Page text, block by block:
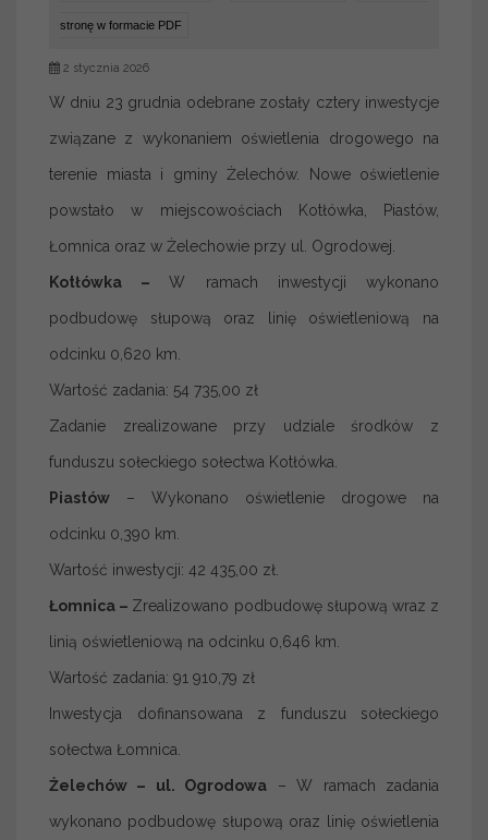
stronę w formacie PDF
2 stycznia 2026
W dniu 23 grudnia odebrane zostały cztery inwestycje
związane z wykonaniem oświetlenia drogowego na
terenie miasta i gminy Żelechów. Nowe oświetlenie
powstało w miejscowościach Kotłówka, Piastów,
Łomnica oraz w Żelechowie przy ul. Ogrodowej.
Kotłówka –W ramach inwestycji wykonano
podbudowę słupową oraz linię oświetleniową na
odcinku 0,620 km.
Wartość zadania: 54 735,00 zł
Zadanie zrealizowane przy udziale środków z
funduszu sołeckiego sołectwa Kotłówka.
Piastów – Wykonano oświetlenie drogowe na
odcinku 0,390 km.
Wartość inwestycji: 42 435,00 zł.
Łomnica – Zrealizowano podbudowę słupową wraz z
linią oświetleniową na odcinku 0,646 km.
Wartość zadania: 91 910,79 zł
Inwestycja dofinansowana z funduszu sołeckiego
sołectwa Łomnica.
Żelechów – ul. Ogrodowa – W ramach zadania
wykonano podbudowę słupową oraz linię oświetlenia